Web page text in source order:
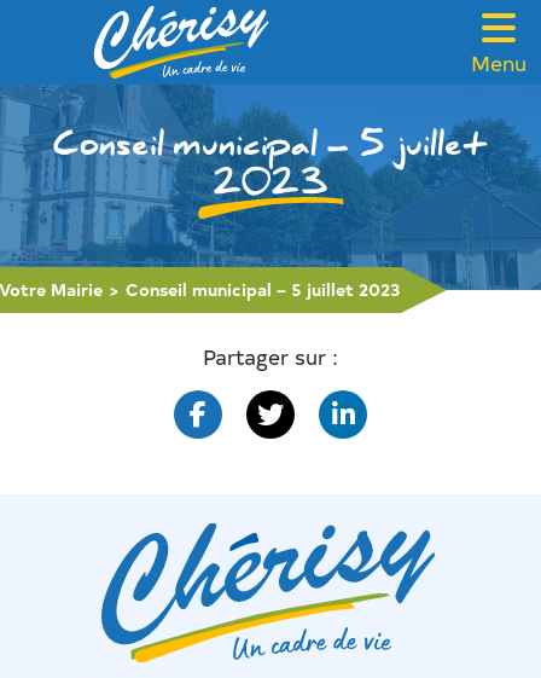
Menu
VOTRE MAIRIE
CADRE DE VIE
FAMILLE & SOLIDARITÉ
LOISIRS & TOURISME
CONTACT
Conseil municipal – 5 juillet
2023
Votre Mairie > Conseil municipal – 5 juillet 2023
Partager sur :